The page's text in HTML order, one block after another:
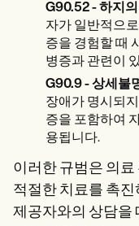
G90.52 - 하지의
자가 일반적으
증을 경험할 때
병증과 관련이
G90.9 - 상세불
장애가 명시되
증을 포함하여
용됩니다.
이러한 규범은 의
적절한 치료를 촉
제공자와의 상담을